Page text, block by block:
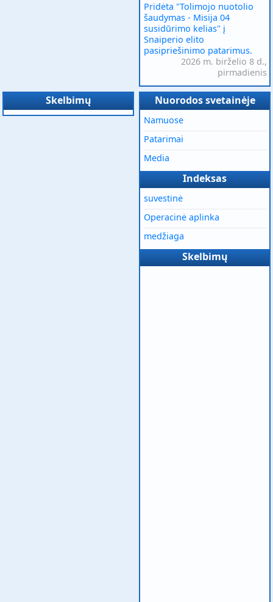
Pridėta "Tolimojo nuotolio
šaudymas - Misija 04
susidūrimo kelias" į
Snaiperio elito
pasipriešinimo patarimus.
2026 m. birželio 8 d.,
pirmadienis
Skelbimų Nuorodos svetainėje
Namuose
Patarimai
Media
Indeksas
suvestinė
Operacinė aplinka
medžiaga
Skelbimų